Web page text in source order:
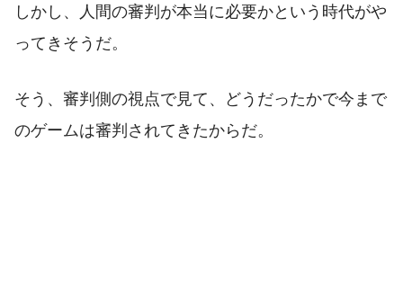
しかし、人間の審判が本当に必要かという時代がや
ってきそうだ。
そう、審判側の視点で見て、どうだったかで今まで
のゲームは審判されてきたからだ。